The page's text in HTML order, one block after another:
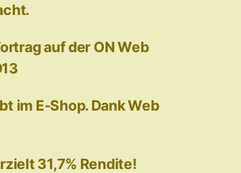
auf der ON Web
im E-Shop. Dank Web
31,7% Rendite!